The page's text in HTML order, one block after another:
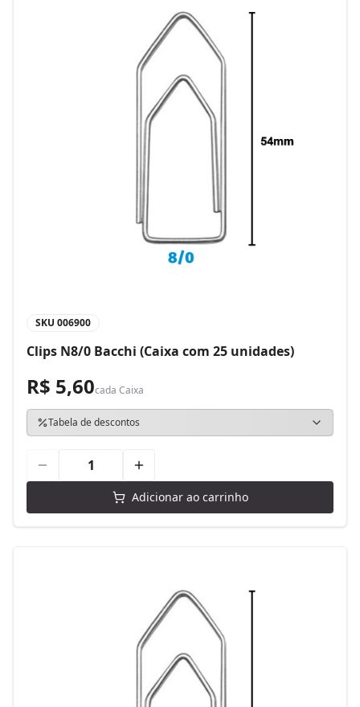
SKU 006900
Clips N8/0 Bacchi (Caixa com 25 unidades)
R$ 5,60cada Caixa
Tabela de descontos
Adicionar ao carrinho